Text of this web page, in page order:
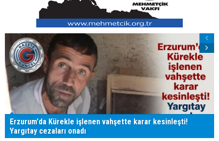
Erzurum'da Kürekle işlenen vahşette karar kesinleşti!
Yargıtay cezaları onadı